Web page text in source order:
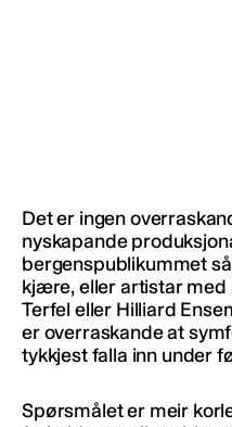
Det er ingen
nyskapande
bergenspublikummet
kjære, eller artistar med
Terfel eller Hilliard
er overraskande at
tykkjest falla inn under
Spørsmålet er meir